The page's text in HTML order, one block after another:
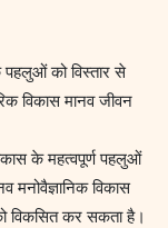
पहलुओं को विस्तार से
विकास मानव जीवन
के महत्वपूर्ण पहलुओं
मनोवैज्ञानिक विकास
विकसित कर सकता है।